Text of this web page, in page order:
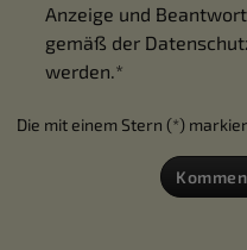
Anzeige und
gemäß der
werden.*
Die mit einem Stern (*)